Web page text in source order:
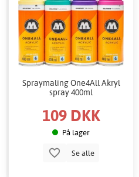
Spraymaling One4All Akryl
spray 400ml
109 DKK
På lager
Se alle